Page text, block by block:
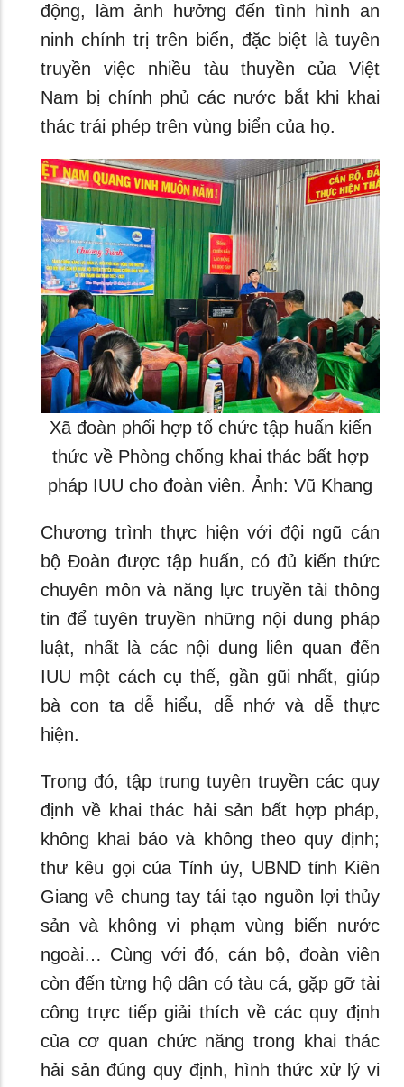
động, làm ảnh hưởng đến tình hình an
ninh chính trị trên biển, đặc biệt là tuyên
truyền việc nhiều tàu thuyền của Việt
Nam bị chính phủ các nước bắt khi khai
thác trái phép trên vùng biển của họ.
Xã đoàn phối hợp tổ chức tập huấn kiến
thức về Phòng chống khai thác bất hợp
pháp IUU cho đoàn viên. Ảnh: Vũ Khang
Chương trình thực hiện với đội ngũ cán
bộ Đoàn được tập huấn, có đủ kiến thức
chuyên môn và năng lực truyền tải thông
tin để tuyên truyền những nội dung pháp
luật, nhất là các nội dung liên quan đến
IUU một cách cụ thể, gần gũi nhất, giúp
bà con ta dễ hiểu, dễ nhớ và dễ thực
hiện.
Trong đó, tập trung tuyên truyền các quy
định về khai thác hải sản bất hợp pháp,
không khai báo và không theo quy định;
thư kêu gọi của Tỉnh ủy, UBND tỉnh Kiên
Giang về chung tay tái tạo nguồn lợi thủy
sản và không vi phạm vùng biển nước
ngoài… Cùng với đó, cán bộ, đoàn viên
còn đến từng hộ dân có tàu cá, gặp gỡ tài
công trực tiếp giải thích về các quy định
của cơ quan chức năng trong khai thác
hải sản đúng quy định, hình thức xử lý vi